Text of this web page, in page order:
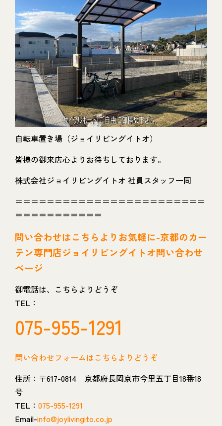
自転車置き場（ジョイリビングイトオ）
皆様の御来店心よりお待ちしております。
株式会社ジョイリビングイトオ 社員スタッフ一同
＝＝＝＝＝＝＝＝＝＝＝＝＝＝＝＝＝＝＝＝＝＝＝＝
＝＝＝＝＝＝＝＝＝＝＝
問い合わせはこちらよりお気軽に-京都のカー
テン専門店ジョイリビングイトオ問い合わせ
ページ
御電話は、こちらよりどうぞ
TEL：
075-955-1291
問い合わせフォームはこちらよりどうぞ
住所：〒617-0814 京都府長岡京市今里五丁目18番18
号
TEL： 075-955-1291
Email-info@joylivingito.co.jp